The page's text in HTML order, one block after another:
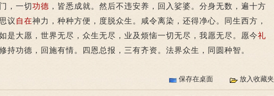
，一切功德 ，皆悉成就。然后不违安养，回入娑婆。分身无数，遍十方
议 自在神力，种种方便，度脱众生。咸令离染，还得净心。同生西方，
是大愿，世界无尽，众生无尽，业及烦恼一切无尽，我愿无尽。愿今礼
修持功德，回施有情。四恩总报，三有齐资。法界众生，同圆种智。
保存在桌面 放入收藏夹